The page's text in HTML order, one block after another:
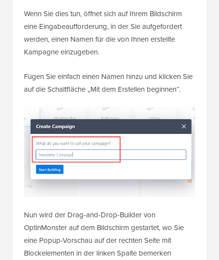
Wenn Sie dies tun, öffnet sich auf Ihrem Bildschirm
eine Eingabeaufforderung, in der Sie aufgefordert
werden, einen Namen für die von Ihnen erstellte
Kampagne einzugeben.
Fügen Sie einfach einen Namen hinzu und klicken Sie
auf die Schaltfläche „Mit dem Erstellen beginnen“.
Nun wird der Drag-and-Drop-Builder von
OptinMonster auf dem Bildschirm gestartet, wo Sie
eine Popup-Vorschau auf der rechten Seite mit
Blockelementen in der linken Spalte bemerken